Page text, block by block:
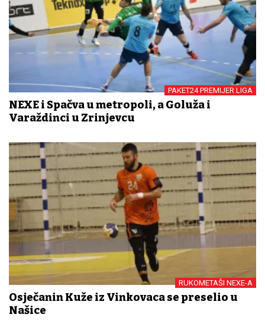
PAKET24 PREMIJER LIGA
NEXE i Spačva u metropoli, a Goluža i
Varaždinci u Zrinjevcu
RUKOMETAŠI NEXE-A
Osječanin Kuže iz Vinkovaca se preselio u
Našice